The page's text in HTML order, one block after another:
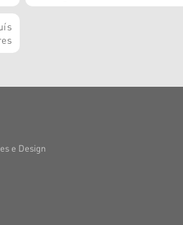
e Design